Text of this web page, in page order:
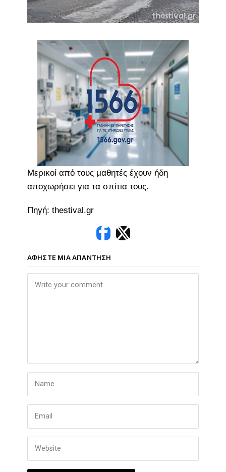
Μερικοί από τους μαθητές έχουν ήδη
αποχωρήσει για τα σπίτια τους.
Πηγή: thestival.gr
ΑΦΉΣΤΕ ΜΙΑ ΑΠΆΝΤΗΣΗ